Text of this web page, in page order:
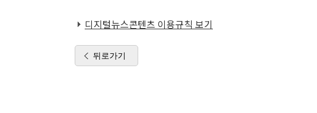
디지털뉴스콘텐츠 이용규칙 보기
뒤로가기